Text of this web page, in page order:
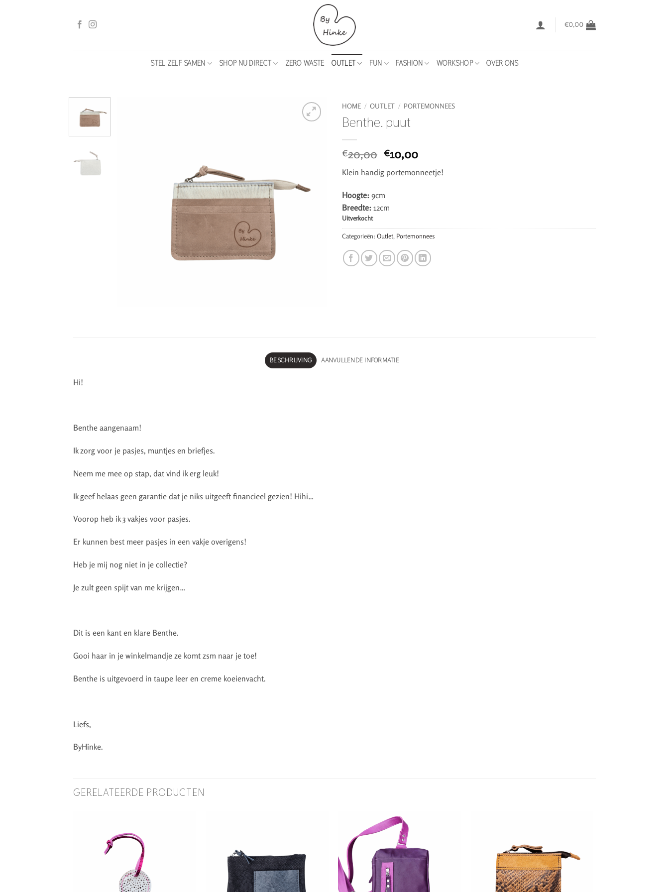
€0,00
STEL ZELF SAMEN SHOP NU DIRECT ZERO WASTE OUTLET FUN FASHION WORKSHOP OVER ONS
HOME / OUTLET / PORTEMONNEES
Benthe. puut
€20,00 Oorspronkelijke
was:
€10,00Huidige
is:
Klein handig portemonneetje!
Hoogte: 9cm
Breedte: 12cm
Uitverkocht
Categorieën: Outlet, Portemonnees
BESCHRIJVING AANVULLENDE INFORMATIE
Hi!
Benthe aangenaam!
Ik zorg voor je pasjes, muntjes en briefjes.
Neem me mee op stap, dat vind ik erg leuk!
Ik geef helaas geen garantie dat je niks uitgeeft financieel gezien! Hihi…
Voorop heb ik 3 vakjes voor pasjes.
Er kunnen best meer pasjes in een vakje overigens!
Heb je mij nog niet in je collectie?
Je zult geen spijt van me krijgen…
Dit is een kant en klare Benthe.
Gooi haar in je winkelmandje ze komt zsm naar je toe!
Benthe is uitgevoerd in taupe leer en creme koeienvacht.
Liefs,
ByHinke.
GERELATEERDE PRODUCTEN